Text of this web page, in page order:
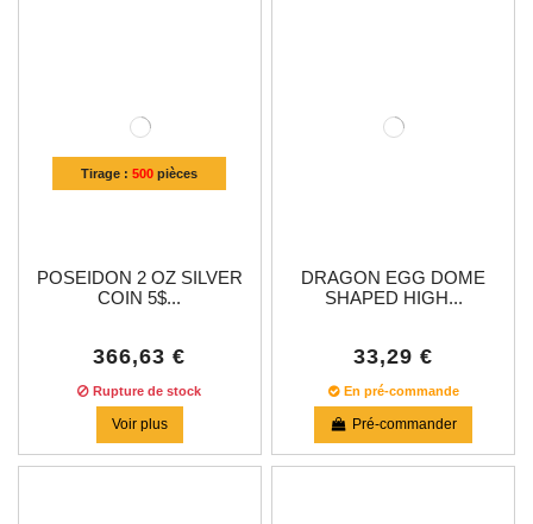
Tirage :500 pièces
POSEIDON 2 OZ SILVER
COIN 5$...
366,63 €
Rupture de stock
Voir plus
DRAGON EGG DOME
SHAPED HIGH...
33,29 €
En pré-commande
Pré-commander